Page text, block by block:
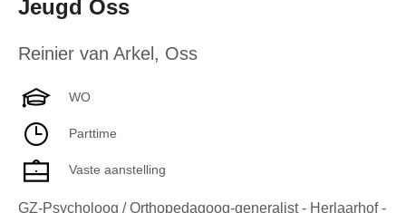
Jeugd Oss
Reinier van Arkel , Oss
WO
Parttime
Vaste aanstelling
GZ-Psycholoog / Orthopedagoog-generalist - Herlaarhof -